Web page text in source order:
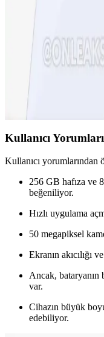
standartlar belirleyen bu
Samsung Galaxy
Deneyimleri Analizi
Samsung Galaxy A36,
dikkat çeken uygun
kullanıcı deneyimleri
Kullanıcı
Kullanıcı yorumlarından
256 GB hafıza ve
beğeniliyor.
Hızlı uygulama
50 megapiksel
Ekranın akıcılığı
Ancak,
var.
Cihazın büyük
edebiliyor.